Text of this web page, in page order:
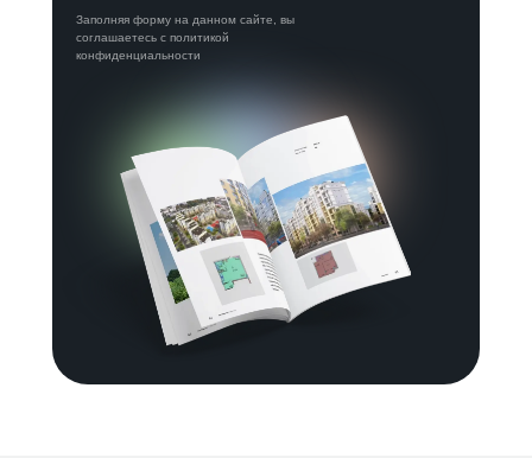
Заполняя форму на данном сайте, вы
соглашаетесь с политикой
конфиденциальности